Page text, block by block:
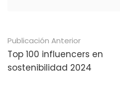
Navegación
de
publicaciones
Publicación Anterior
Top 100 influencers en
sostenibilidad 2024